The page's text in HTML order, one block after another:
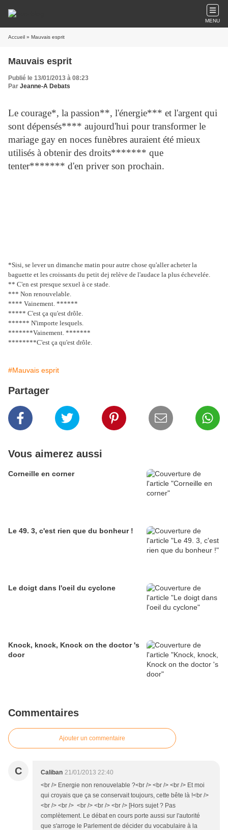
MENU
Accueil » Mauvais esprit
Mauvais esprit
Publié le 13/01/2013 à 08:23
Par Jeanne-A Debats
Le courage*, la passion**, l'énergie*** et l'argent qui
sont dépensés**** aujourd'hui pour transformer le
mariage gay en noces funèbres auraient été mieux
utilisés à obtenir des droits******* que
tenter******* d'en priver son prochain.
*Sisi, se lever un dimanche matin pour autre chose qu'aller acheter la
baguette et les croissants du petit dej relève de l'audace la plus échevelée.
** C'en est presque sexuel à ce stade.
*** Non renouvelable.
**** Vainement. ******
***** C'est ça qu'est drôle.
****** N'importe lesquels.
*******Vainement. *******
********C'est ça qu'est drôle.
#Mauvais esprit
Partager
Vous aimerez aussi
Corneille en corner
Le 49. 3, c'est rien que du bonheur !
Le doigt dans l'oeil du cyclone
Knock, knock, Knock on the doctor 's
door
Commentaires
Ajouter un commentaire
C Caliban 21/01/2013 22:40
<br /> Energie non renouvelable ?<br /> <br /> <br /> Et moi
qui croyais que ça se conservait toujours, cette bête là !<br />
<br /> <br /> <br /> <br /> <br /> [Hors sujet ? Pas
complètement. Le débat en cours porte aussi sur l'autorité
que s'arroge le Parlement de décider du vocabulaire à la